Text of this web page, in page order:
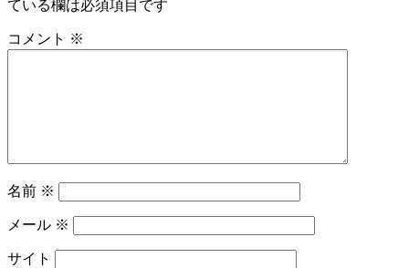
ー
シ
ている欄は必須項目です
コメント ※
名前 ※
メール ※
サイト